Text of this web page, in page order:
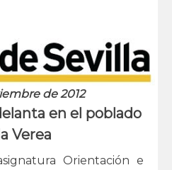
de 2012
en el poblado
Verea
Orientación e